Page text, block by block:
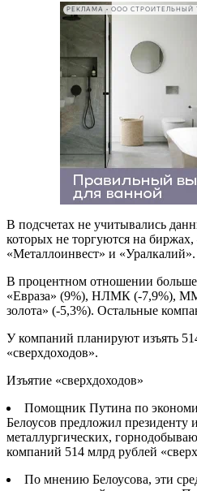
В подсчетах не учитывались
которых не торгуются на
«Металлоинвест» и «Уралкалий».
В процентном отношении больше
«Евраза» (9%), НЛМК (-7,9%),
золота» (-5,3%). Остальные
У компаний планируют изъять
«сверхдоходов».
Изъятие «сверхдоходов»
Помощник Путина по
Белоусов предложил президенту
металлургических,
компаний 514 млрд рублей
По мнению Белоусова, эти